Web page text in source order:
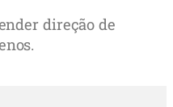
direção de